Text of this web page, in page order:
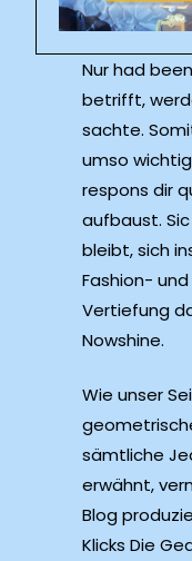
Nur had
betrifft,
sachte.
umso
respons dir
aufbaust.
bleibt, sich
Fashion-
Vertiefung
Nowshine.
Wie unser
sämtliche
erwähnt,
Blog
Klicks Die